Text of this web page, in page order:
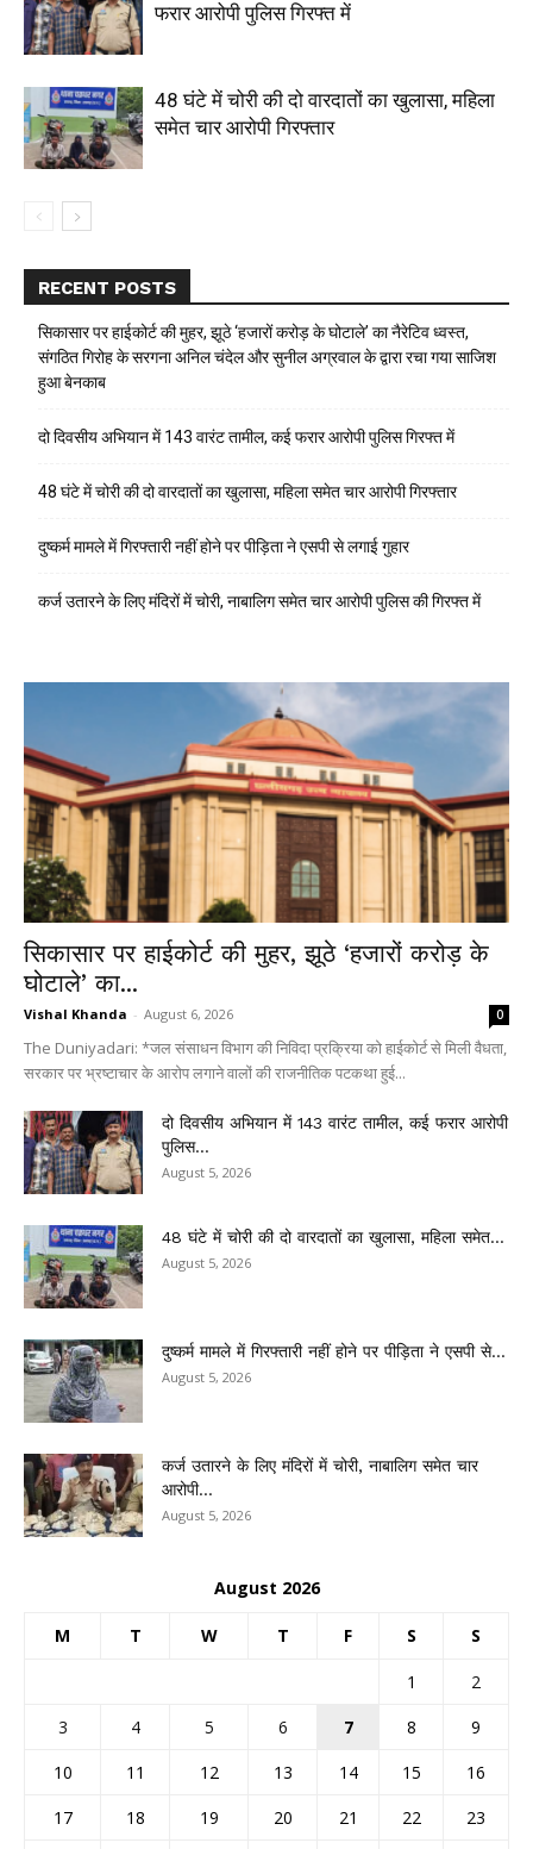
फरार आरोपी पुलिस गिरफ्त में
48 घंटे में चोरी की दो वारदातों का खुलासा, महिला
समेत चार आरोपी गिरफ्तार
RECENT POSTS
सिकासार पर हाईकोर्ट की मुहर, झूठे ‘हजारों करोड़ के घोटाले’ का नैरेटिव ध्वस्त,
संगठित गिरोह के सरगना अनिल चंदेल और सुनील अग्रवाल के द्वारा रचा गया साजिश
हुआ बेनकाब
दो दिवसीय अभियान में 143 वारंट तामील, कई फरार आरोपी पुलिस गिरफ्त में
48 घंटे में चोरी की दो वारदातों का खुलासा, महिला समेत चार आरोपी गिरफ्तार
दुष्कर्म मामले में गिरफ्तारी नहीं होने पर पीड़िता ने एसपी से लगाई गुहार
कर्ज उतारने के लिए मंदिरों में चोरी, नाबालिग समेत चार आरोपी पुलिस की गिरफ्त में
सिकासार पर हाईकोर्ट की मुहर, झूठे ‘हजारों करोड़ के
घोटाले’ का...
Vishal Khanda - August 6, 2026 0
The Duniyadari: *जल संसाधन विभाग की निविदा प्रक्रिया को हाईकोर्ट से मिली वैधता,
सरकार पर भ्रष्टाचार के आरोप लगाने वालों की राजनीतिक पटकथा हुई...
दो दिवसीय अभियान में 143 वारंट तामील, कई फरार आरोपी
पुलिस...
August 5, 2026
48 घंटे में चोरी की दो वारदातों का खुलासा, महिला समेत...
August 5, 2026
दुष्कर्म मामले में गिरफ्तारी नहीं होने पर पीड़िता ने एसपी से...
August 5, 2026
कर्ज उतारने के लिए मंदिरों में चोरी, नाबालिग समेत चार
आरोपी...
August 5, 2026
August 2026
M T W T F S S
1
2
3
4 5 6 7 8
9
10
11 12 13 14 15
16
17
18 19 20 21 22
23